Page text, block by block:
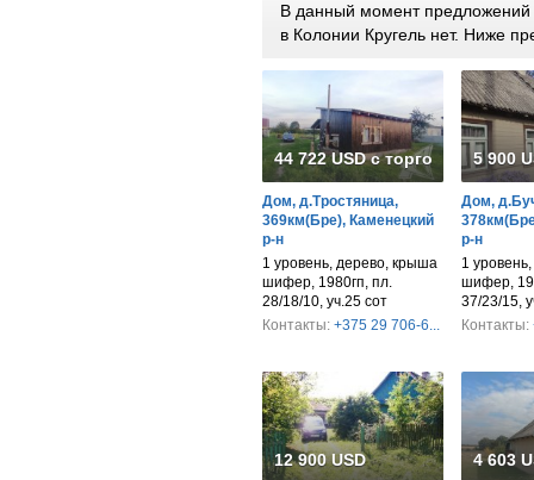
В данный момент предложений
в Колонии Кругель нет. Ниже
44 722 USD с торгом
Дом, д.Тростяница,
369км(Бре), Каменецкий
р-н
1 уровень, дерево, крыша
шифер, 1980гп, пл.
28/18/10, уч.25 сот
Контакты: +375 29 706-6...
5 900
Дом,
р-н
1
шифер,
37/23/15,
Контакты:
12 900 USD 4 603